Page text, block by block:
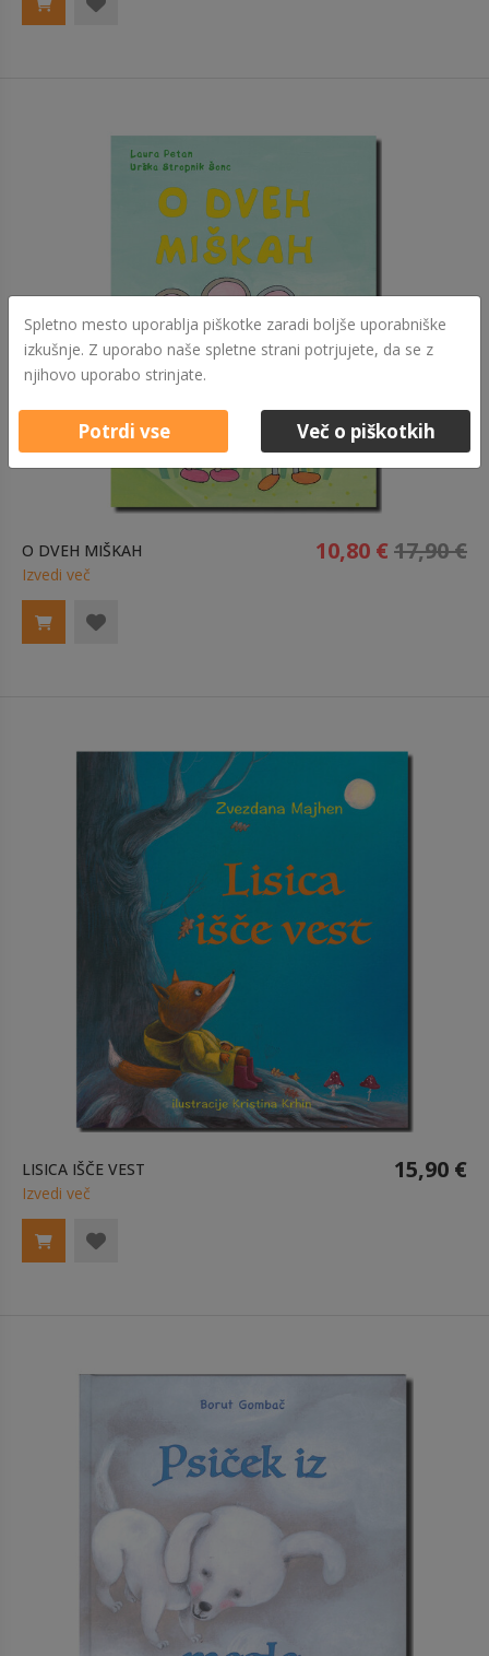
O DVEH MIŠKAH 10,80 € 17,90 €
Izvedi več
LISICA IŠČE VEST 15,90 €
Izvedi več
Spletno mesto uporablja piškotke zaradi boljše uporabniške
izkušnje. Z uporabo naše spletne strani potrjujete, da se z
njihovo uporabo strinjate.
Potrdi vse Več o piškotkih